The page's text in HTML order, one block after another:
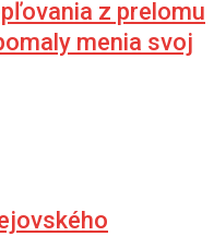
z prelomu
menia svoj